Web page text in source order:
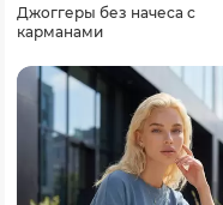
Джоггеры без начеса с
карманами